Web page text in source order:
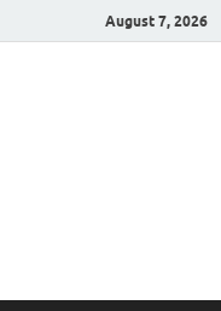
August 7, 2026